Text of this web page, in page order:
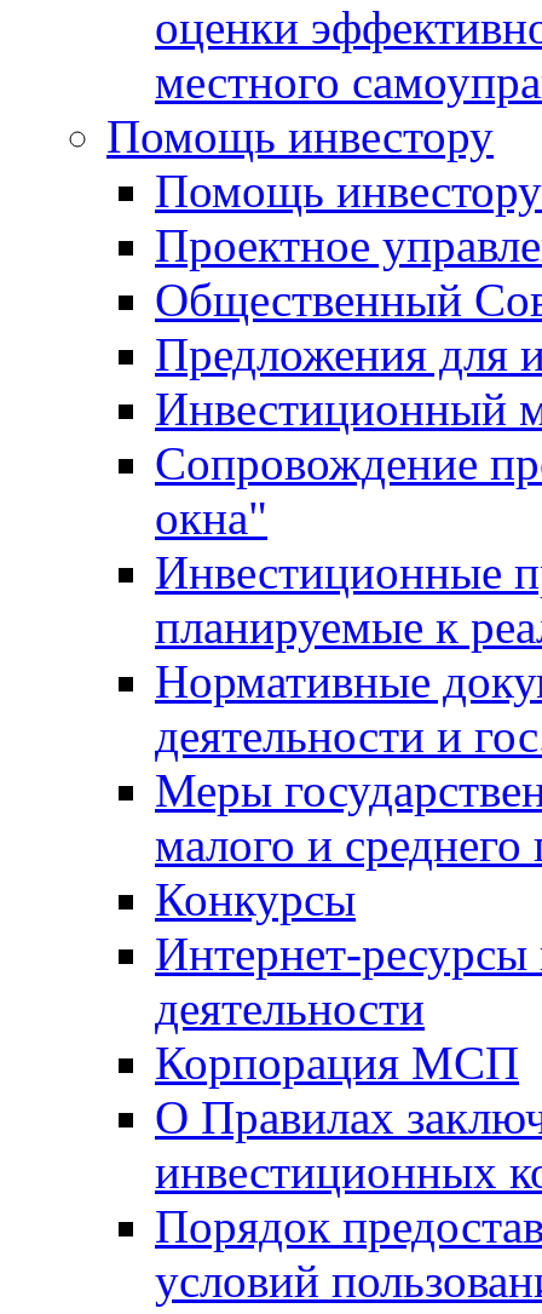
оценки
местного
Помощь инвестору
Помощь инвестору
Проектное
Общественный
Предложения для
Инвестиционный
Сопровождение
окна"
Инвестиционные
планируемые к
Нормативные
деятельности и
Меры
малого и среднего
Конкурсы
Интернет-
деятельности
Корпорация МСП
О Правилах
инвестиционных
Порядок
условий